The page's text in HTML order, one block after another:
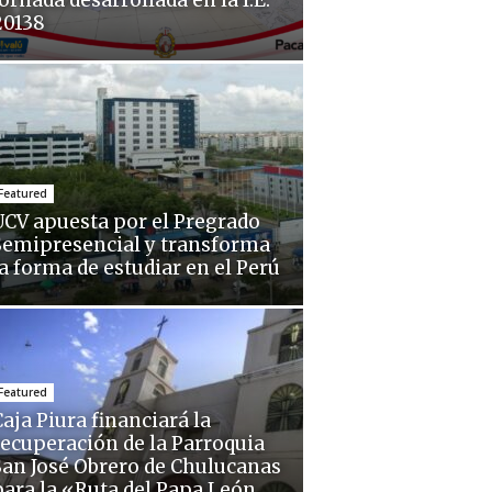
apuesta por el Pregrado
y transforma
forma de estudiar en el Perú
Piura financiará la
de la Parroquia
José Obrero de Chulucanas